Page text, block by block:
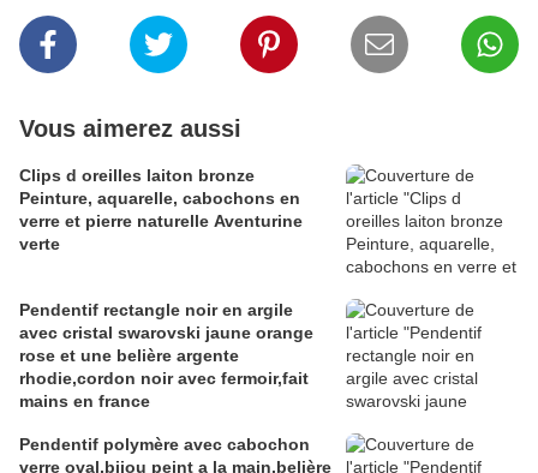
Vous aimerez aussi
Clips d oreilles laiton bronze
Peinture, aquarelle, cabochons en
verre et pierre naturelle Aventurine
verte
Pendentif rectangle noir en argile
avec cristal swarovski jaune orange
rose et une belière argente
rhodie,cordon noir avec fermoir,fait
mains en france
Pendentif polymère avec cabochon
verre oval,bijou peint a la main,belière